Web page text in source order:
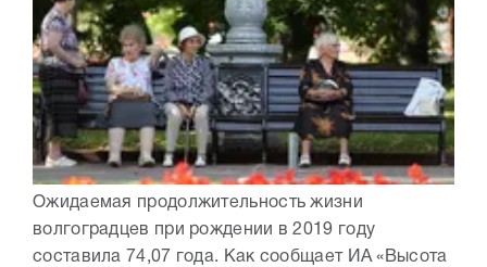
Ожидаемая продолжительность жизни
волгоградцев при рождении в 2019 году
составила 74,07 года. Как сообщает ИА «Высота